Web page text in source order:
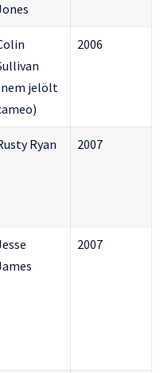
jelölt
2006
Ryan 2007
2007